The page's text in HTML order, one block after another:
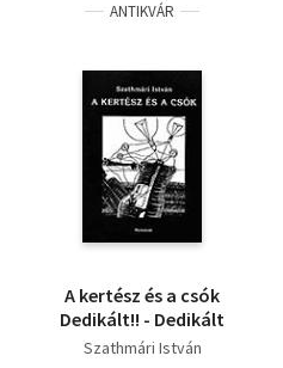
ANTIKVÁR
A kertész és a csók
Dedikált!! - Dedikált
Szathmári István